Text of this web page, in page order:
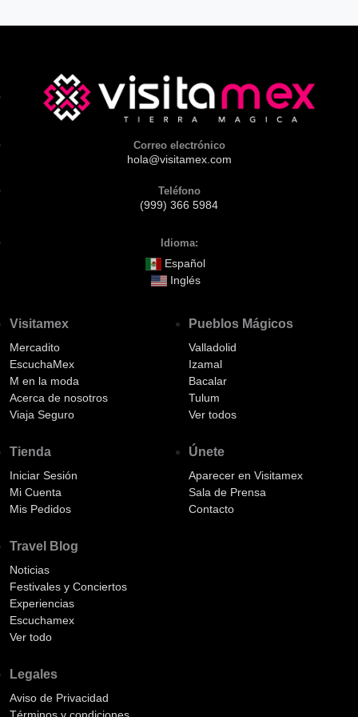
Correo electrónico
hola@visitamex.com
Teléfono
(999) 366 5984
Idioma:
Español
Inglés
Visitamex
Mercadito
EscuchaMex
M en la moda
Acerca de nosotros
Viaja Seguro
Tienda
Iniciar Sesión
Mi Cuenta
Mis Pedidos
Pueblos Mágicos
Valladolid
Izamal
Bacalar
Tulum
Ver todos
Únete
Aparecer en Visitamex
Sala de Prensa
Contacto
Travel Blog
Noticias
Festivales y Conciertos
Experiencias
Escuchamex
Ver todo
Legales
Aviso de Privacidad